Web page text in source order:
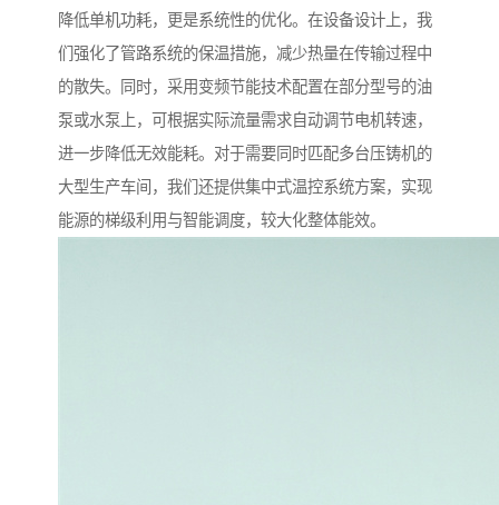
降低单机功耗，更是系统性的优化。在设备设计上，我
们强化了管路系统的保温措施，减少热量在传输过程中
的散失。同时，采用变频节能技术配置在部分型号的油
泵或水泵上，可根据实际流量需求自动调节电机转速，
进一步降低无效能耗。对于需要同时匹配多台压铸机的
大型生产车间，我们还提供集中式温控系统方案，实现
能源的梯级利用与智能调度，较大化整体能效。